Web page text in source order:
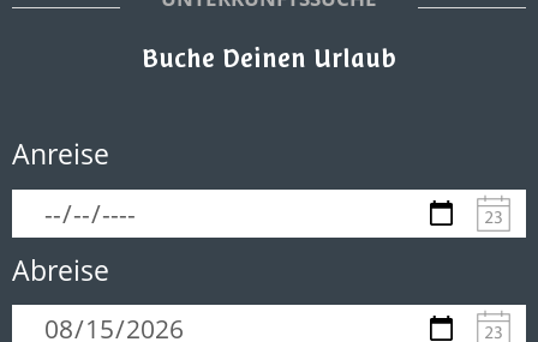
Buche Deinen Urlaub
Anreise
Abreise